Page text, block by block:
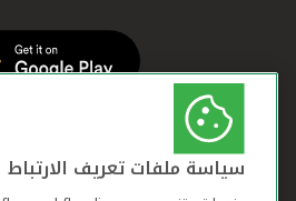
سياسة ملفات تعريف الارتباط